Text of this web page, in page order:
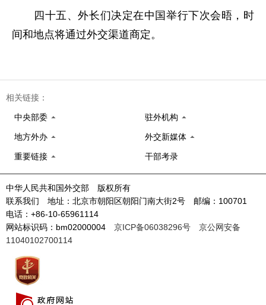
四十五、外长们决定在中国举行下次会晤，时
间和地点将通过外交渠道商定。
相关链接：
中央部委 驻外机构
地方外办 外交新媒体
重要链接 干部考录
中华人民共和国外交部 版权所有
联系我们 地址：北京市朝阳区朝阳门南大街2号 邮编：100701
电话：+86-10-65961114
网站标识码：bm02000004 京ICP备06038296号
京公网安备
11040102700114